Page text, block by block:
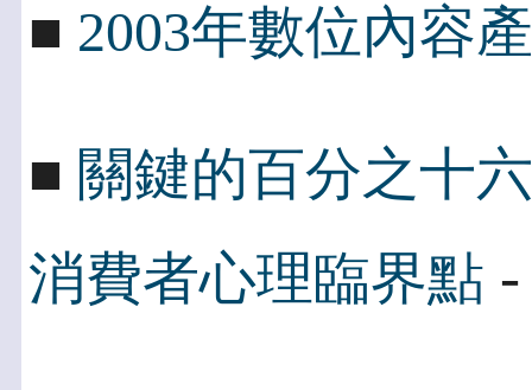
■ 2003年數位內容
■ 關鍵的百分之十
消費者心理臨界點